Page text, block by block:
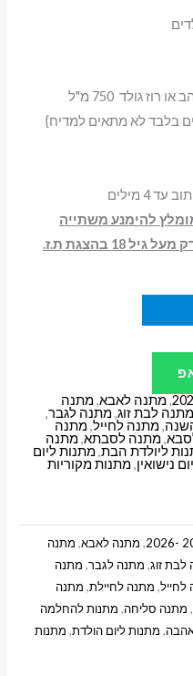
גולד 750 מ"ל
4 מילים
להימנע משתייה
18 בהצגת ת.ז.
,מתנה לאבא,מתנה
מתנה לבת זוג,מתנה לגבר,
,מתנה לחייל,מתנה
,מתנה לסבתא,מתנה
ליולדת הבת,מתנות ליום
נישואין,מתנות מקוריות
, מתנה לאבא, מתנה
לבת זוג, מתנה לגבר, מתנה
לחייל, מתנה לחיילת, מתנה
, מתנה סליחה, מתנות להחלמה
, מתנות ליום הולדת, מתנות